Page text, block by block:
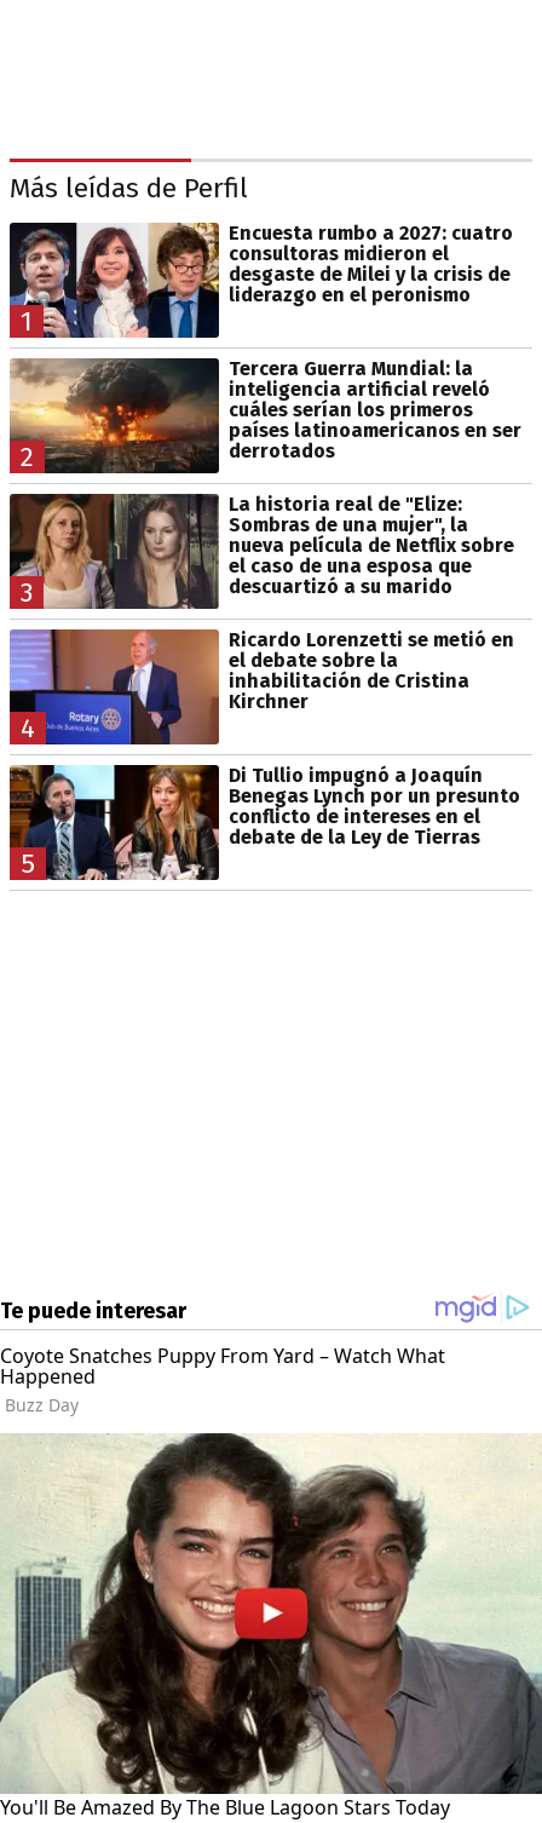
Más leídas de Perfil
1
Encuesta rumbo a 2027: cuatro
consultoras midieron el
desgaste de Milei y la crisis de
liderazgo en el peronismo
2
Tercera Guerra Mundial: la
inteligencia artificial reveló
cuáles serían los primeros
países latinoamericanos en ser
derrotados
3
La historia real de "Elize:
Sombras de una mujer", la
nueva película de Netflix sobre
el caso de una esposa que
descuartizó a su marido
4
Ricardo Lorenzetti se metió en
el debate sobre la
inhabilitación de Cristina
Kirchner
5
Di Tullio impugnó a Joaquín
Benegas Lynch por un presunto
conflicto de intereses en el
debate de la Ley de Tierras